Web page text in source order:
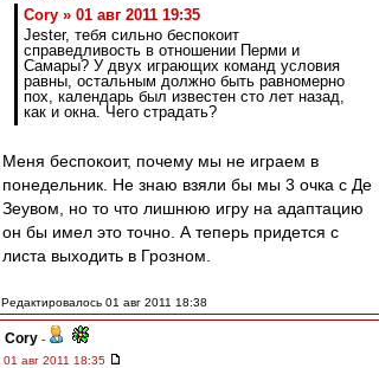
Cory » 01 авг 2011 19:35
Jester, тебя сильно беспокоит
справедливость в отношении Перми и
Самары? У двух играющих команд условия
равны, остальным должно быть равномерно
пох, календарь был известен сто лет назад,
как и окна. Чего страдать?
Меня беспокоит, почему мы не играем в
понедельник. Не знаю взяли бы мы 3 очка с Де
Зеувом, но то что лишнюю игру на адаптацию
он бы имел это точно. А теперь придется с
листа выходить в Грозном.
Редактировалось 01 авг 2011 18:38
Cory -
01 авг 2011 18:35